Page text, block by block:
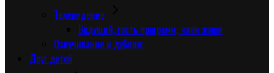
Телевидение
Ведущий, гость программ, член жюри
Озвучивание и дубляж
Друг детей